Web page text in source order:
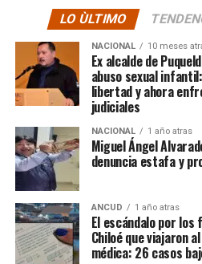
LO ÙLTIMO
NACIONAL 10 meses
Ex alcalde de
abuso sexual
libertad y ahora
judiciales
NACIONAL 1 año atras
Miguel Ángel
denuncia estafa y
ANCUD 1 año atras
El escándalo por
Chiloé que viajaron
médica: 26 casos